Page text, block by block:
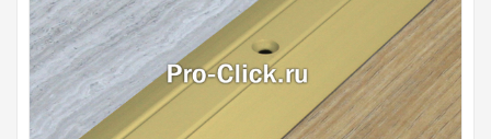
Алюминиевые профили
Крепёж и крепления
Садовая мебель